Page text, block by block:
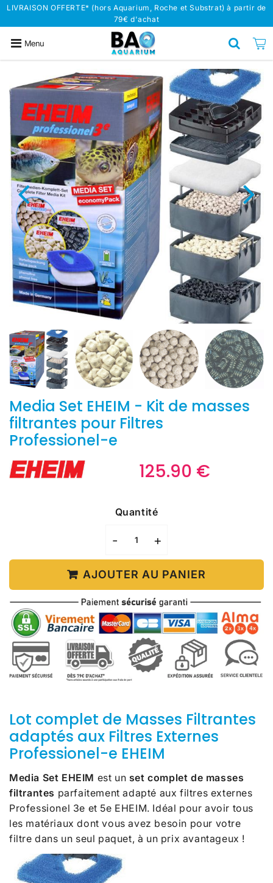
LIVRAISON OFFERTE* (hors Aquarium, Roche et Substrat) à partir de
79€ d'achat
Menu
Media Set EHEIM - Kit de masses
filtrantes pour Filtres
Professionel-e
125.90 €
Quantité
- +
AJOUTER AU PANIER
Lot complet de Masses Filtrantes
adaptés aux Filtres Externes
Professionel-e EHEIM
Media Set EHEIM est un set complet de masses
filtrantes parfaitement adapté aux filtres externes
Professionel 3e et 5e EHEIM. Idéal pour avoir tous
les matériaux dont vous avez besoin pour votre
filtre dans un seul paquet, à un prix avantageux !